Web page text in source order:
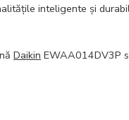
inteligente și
Daikin EWAA014DV3P